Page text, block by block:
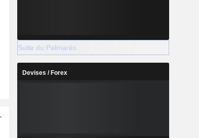
38,87%
23,73%
Suite du Palmarès
Devises / Forex